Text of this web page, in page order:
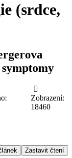
(srdce,
Zobrazení:
18460
Zastavit čtení